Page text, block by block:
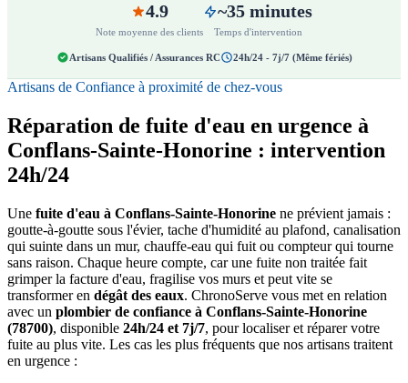
4.9
Note moyenne des clients
~35 minutes
Temps d'intervention
Artisans Qualifiés / Assurances RC 24h/24 - 7j/7 (Même fériés)
Artisans de Confiance à proximité de chez-vous
Réparation de fuite d'eau en urgence à
Conflans-Sainte-Honorine : intervention
24h/24
Une fuite d'eau à Conflans-Sainte-Honorine ne prévient jamais :
goutte-à-goutte sous l'évier, tache d'humidité au plafond, canalisation
qui suinte dans un mur, chauffe-eau qui fuit ou compteur qui tourne
sans raison. Chaque heure compte, car une fuite non traitée fait
grimper la facture d'eau, fragilise vos murs et peut vite se
transformer en dégât des eaux. ChronoServe vous met en relation
avec un plombier de confiance à Conflans-Sainte-Honorine
(78700), disponible 24h/24 et 7j/7, pour localiser et réparer votre
fuite au plus vite. Les cas les plus fréquents que nos artisans traitent
en urgence :